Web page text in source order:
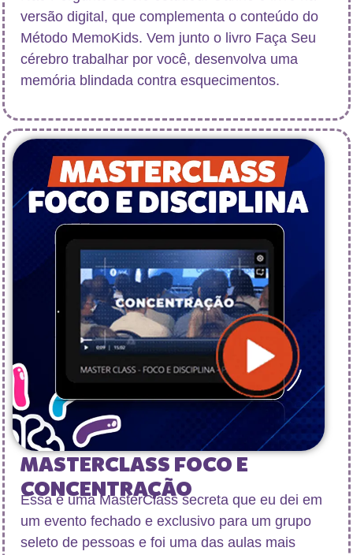
versão digital, que complementa o conteúdo do
Método MemoKids. Vem junto o livro Faça Seu
cérebro trabalhar por você, desenvolva uma
memória blindada contra esquecimentos.
MASTERCLASS FOCO E
CONCENTRAÇÃO
Essa é uma MasterClass secreta que eu dei em
um evento fechado e exclusivo para um grupo
seleto de pessoas e foi uma das aulas mais